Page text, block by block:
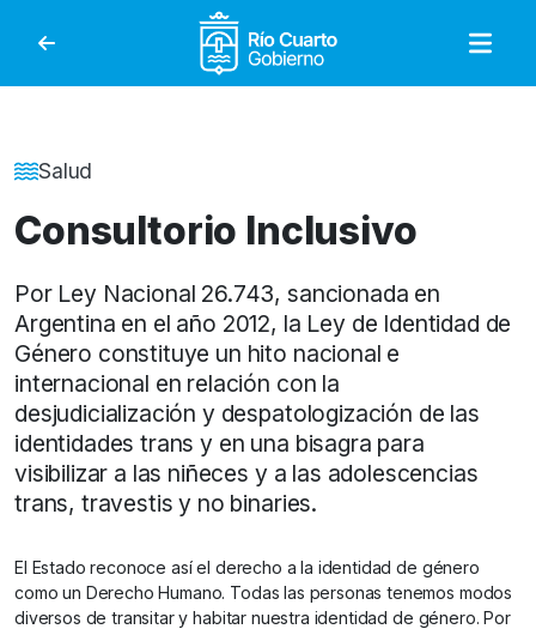
Gobierno de Río
Detalle de la Noticia
Salud
Consultorio Inclusivo
Por Ley Nacional 26.743, sancionada en
Argentina en el año 2012, la Ley de Identidad de
Género constituye un hito nacional e
internacional en relación con la
desjudicialización y despatologización de las
identidades trans y en una bisagra para
visibilizar a las niñeces y a las adolescencias
trans, travestis y no binaries.
El Estado reconoce así el derecho a la identidad de género
como un Derecho Humano. Todas las personas tenemos modos
diversos de transitar y habitar nuestra identidad de género. Por